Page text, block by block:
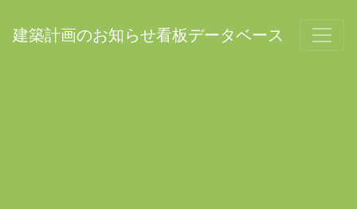
建築計画のお知らせ看板データベース